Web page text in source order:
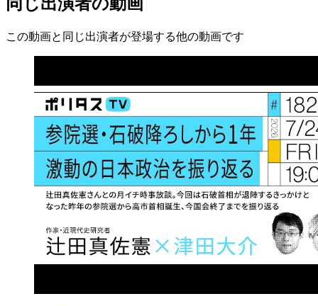
この動画と同じ出演者が登場する他の動画です